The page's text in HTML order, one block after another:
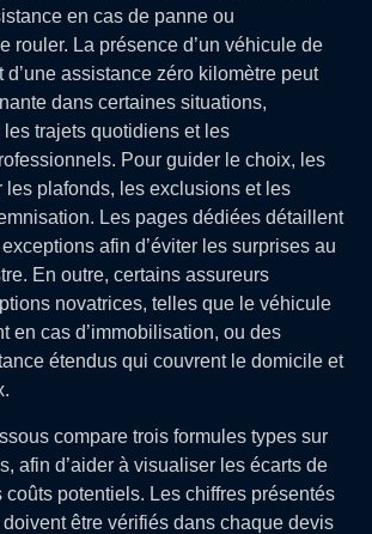
en cas de panne ou
rouler. La présence d’un véhicule de
d’une assistance zéro kilomètre peut
dans certaines situations,
les trajets quotidiens et les
Pour guider le choix, les
les plafonds, les exclusions et les
Les pages dédiées détaillent
afin d’éviter les surprises au
En outre, certains assureurs
novatrices, telles que le véhicule
en cas d’immobilisation, ou des
étendus qui couvrent le domicile et
compare trois formules types sur
afin d’aider à visualiser les écarts de
coûts potentiels. Les chiffres présentés
être vérifiés dans chaque devis